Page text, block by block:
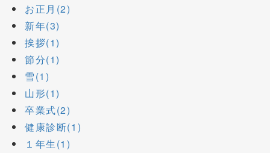
お正月(2)
新年(3)
挨拶(1)
節分(1)
雪(1)
山形(1)
卒業式(2)
健康診断(1)
１年生(1)